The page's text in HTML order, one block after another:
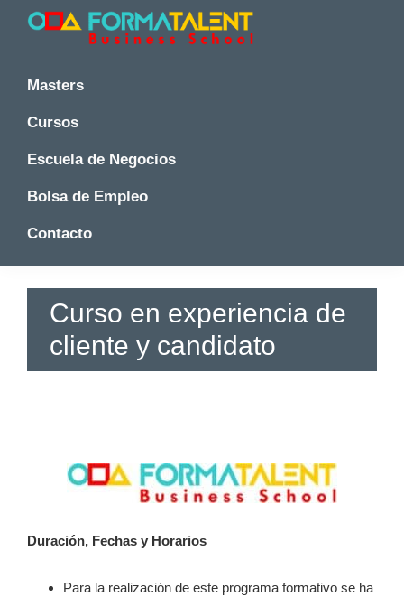
Saltar
Saltar
Saltar
principal
y
Master
en
Madrid
Formatalent
y
en
-
Formatalent
Masters
Cursos
Escuela de Negocios
Bolsa de Empleo
Contacto
Curso en experiencia de
cliente y candidato
Duración, Fechas y Horarios
Para la realización de este programa formativo se ha